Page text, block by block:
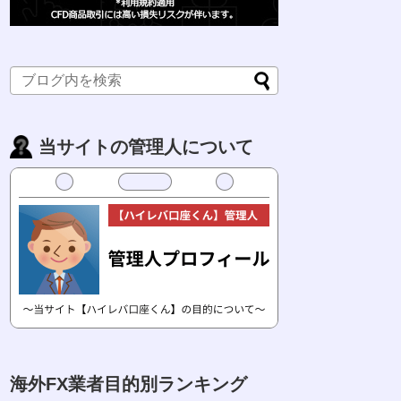
当サイトの管理人について
海外FX業者目的別ランキング